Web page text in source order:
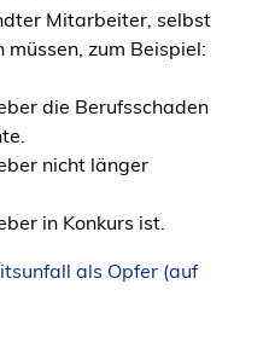
Mitarbeiter, selbst
zum Beispiel:
die Berufsschaden
nicht länger
in Konkurs ist.
als Opfer (auf